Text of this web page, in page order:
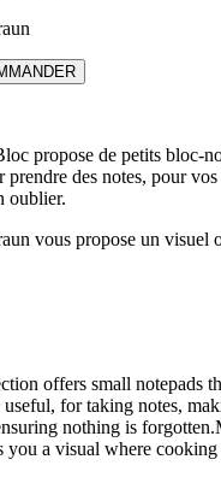
propose de petits bloc-
des notes, pour vos
oublier.
vous propose un visuel
offers small notepads
for taking notes,
nothing is
you a visual where cooking